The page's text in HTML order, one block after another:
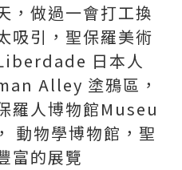
，做過一會打工換
吸引，聖保羅美術
日本人
Alley 塗鴉區，
羅人博物館Museu
物學博物館，聖
富的展覽